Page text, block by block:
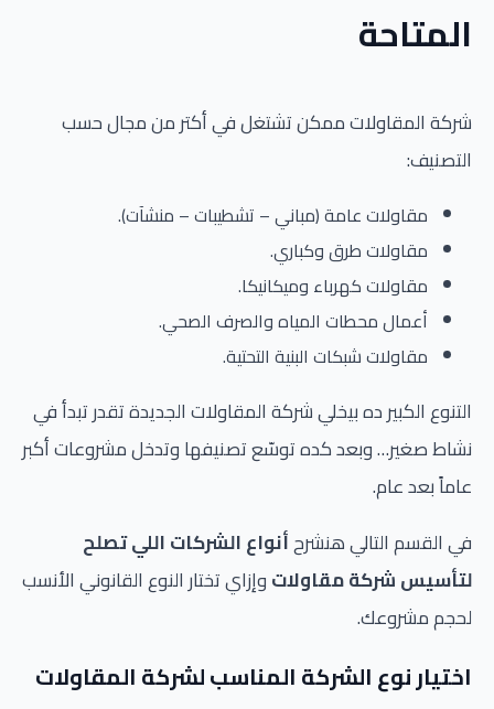
المتاحة
شركة المقاولات ممكن تشتغل في أكتر من مجال حسب
التصنيف:
مقاولات عامة (مباني – تشطيبات – منشآت).
مقاولات طرق وكباري.
مقاولات كهرباء وميكانيكا.
أعمال محطات المياه والصرف الصحي.
مقاولات شبكات البنية التحتية.
التنوع الكبير ده بيخلي شركة المقاولات الجديدة تقدر تبدأ في
نشاط صغير… وبعد كده توسّع تصنيفها وتدخل مشروعات أكبر
عاماً بعد عام.
في القسم التالي هنشرحأنواع الشركات اللي تصلح
لتأسيس شركة مقاولاتوإزاي تختار النوع القانوني الأنسب
لحجم مشروعك.
اختيار نوع الشركة المناسب لشركة المقاولات